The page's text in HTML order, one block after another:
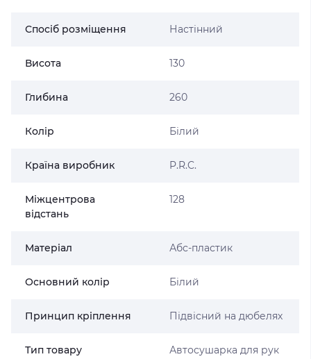
Спосіб розміщення Настінний
Висота 130
Глибина 260
Колір Білий
Країна виробник P.R.C.
Міжцентрова
відстань
128
Матеріал Абс-пластик
Основний колір Білий
Принцип кріплення Підвісний на дюбелях
Тип товару Автосушарка для рук